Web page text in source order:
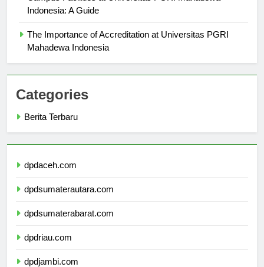
Indonesia: A Guide
The Importance of Accreditation at Universitas PGRI
Mahadewa Indonesia
Categories
Berita Terbaru
dpdaceh.com
dpdsumaterautara.com
dpdsumaterabarat.com
dpdriau.com
dpdjambi.com